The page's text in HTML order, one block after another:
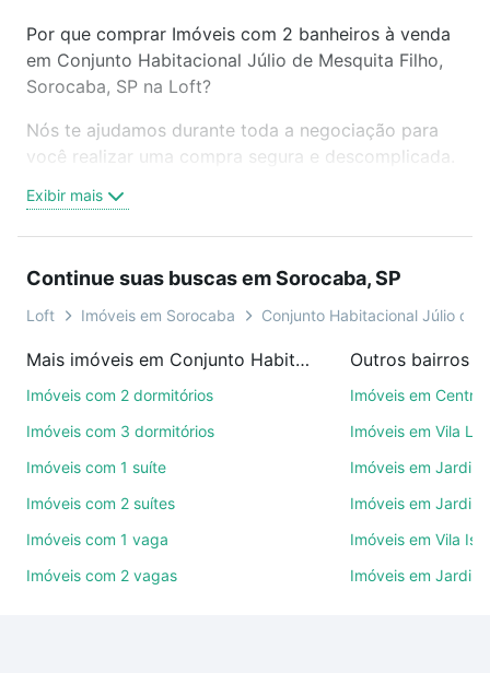
Por que comprar Imóveis com 2 banheiros à venda
em Conjunto Habitacional Júlio de Mesquita Filho,
Sorocaba, SP na Loft?
Nós te ajudamos durante toda a negociação para
você realizar uma compra segura e descomplicada.
trabalho e do metrô, aqui você vai encontrar a
oferta ideal de Imóveis com 2 banheiros à venda em
Sorocaba, SP para conquistar seu sonho. Agende
uma visita presencial ou por videochamada, é grátis,
46 mil corretores e imobiliárias te ajudando na
compra, venda ou troca de imóveis.
Como escolher um imóvel?
Use barra de busca no topo para pesquisar por
ruas, bairros e até condomínios favoritos. Você
também pode usar os filtros como quantidade de
combinar perfeitamente com o preço, metragem e
Exibir mais
Continue suas buscas em Sorocaba, SP
Loft Imóveis em Sorocaba Conjunto Habitacional Júlio de
Mais imóveis em Conjunto Habitacional Júlio de Mesquita Filho
Imóveis com 2 dormitórios
Imóveis com 3 dormitórios
Imóveis com 1 suíte
Imóveis com 2 suítes
Imóveis com 1 vaga
Imóveis com 2 vagas
Outros bairros
Imóveis em Centro
Imóveis em Vila
Imóveis em Jardim
Imóveis em Jardim
Imóveis em Vila
Imóveis em Jardim